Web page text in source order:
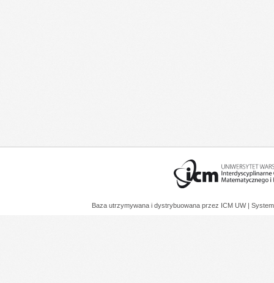
Baza utrzymywana i dystrybuowana przez ICM UW |